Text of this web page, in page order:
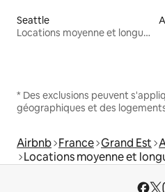
Seattle
Locations moyenne et longue durée
* Des exclusions peuvent
géographiques et des
Airbnb France Grand Est
Locations moyenne et